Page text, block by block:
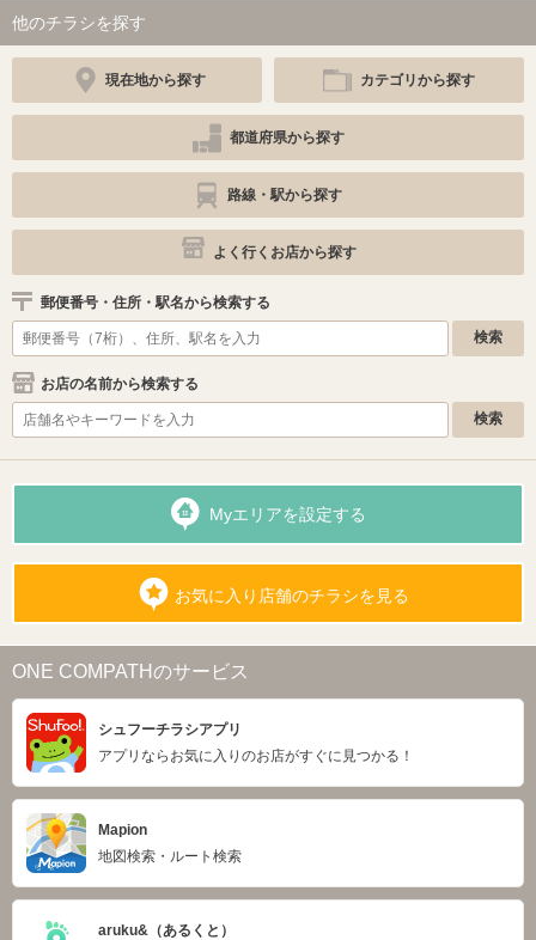
他のチラシを探す
現在地から探す カテゴリから探す
都道府県から探す
路線・駅から探す
よく行くお店から探す
郵便番号・住所・駅名から検索する
お店の名前から検索する
Myエリアを設定する
お気に入り店舗のチラシを見る
ONE COMPATHのサービス
シュフーチラシアプリ
アプリならお気に入りのお店がすぐに見つかる！
Mapion
地図検索・ルート検索
aruku&（あるくと）